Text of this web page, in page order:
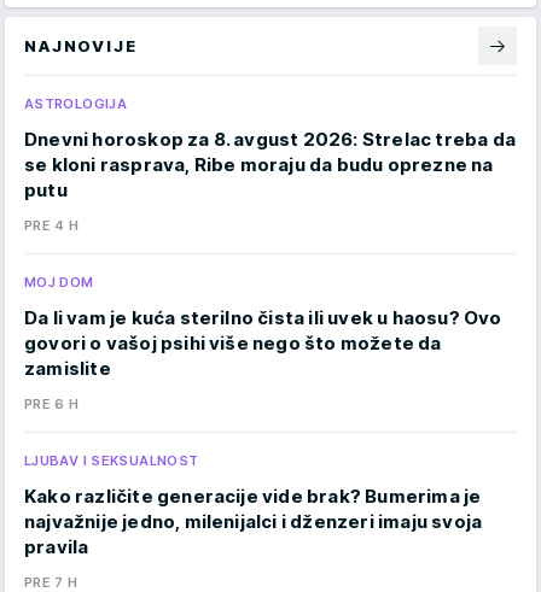
NAJNOVIJE
ASTROLOGIJA
Dnevni horoskop za 8. avgust 2026: Strelac treba da
se kloni rasprava, Ribe moraju da budu oprezne na
putu
PRE 4 H
MOJ DOM
Da li vam je kuća sterilno čista ili uvek u haosu? Ovo
govori o vašoj psihi više nego što možete da
zamislite
PRE 6 H
LJUBAV I SEKSUALNOST
Kako različite generacije vide brak? Bumerima je
najvažnije jedno, milenijalci i dženzeri imaju svoja
pravila
PRE 7 H